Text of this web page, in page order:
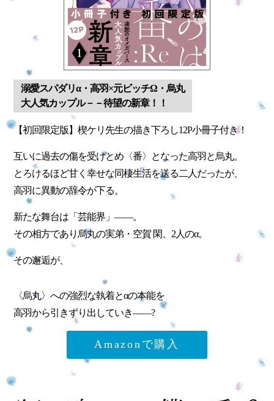
溺愛スパダリα・高羽×元ビッチΩ・烏丸
大人気カップル－－待望の新章！！
【初回限定版】楔ケリ先生の描き下ろし12P小冊子付き！
互いに過去の傷を受けとめ〈番〉となった高羽と烏丸。
とろけるほど甘く幸せな同棲生活を送る二人だったが、
高羽に異動の辞令が下る。
新たな舞台は「芸能界」――。
その相方であり烏丸の実弟・空賀 閑、2人のα。
その邂逅が、
〈烏丸〉への強烈な執着とαの本能を
高羽から引きずり出していき――?
Amazonで購入